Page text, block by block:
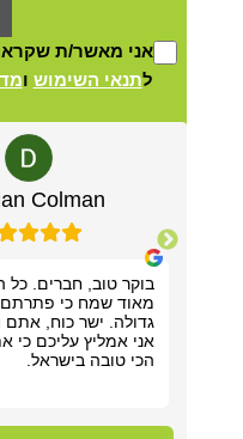
אני מאשר/ת
לתנאי השימוש ו
Colman
בוקר טוב, חברים. כל
מאוד שמח כי פתרתם
גדולה. ישר כוח, אתם
אני אמליץ עליכם כי
הכי טובה בישראל.